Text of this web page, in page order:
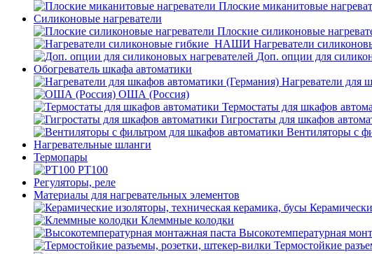
Плоские миканитовые
Силиконовые нагреватели
Плоские силиконовые
Нагреватели
Доп. опции для
Обогреватель шкафа автоматики
Нагреватели для
ОША (Россия)
Термостаты для шкафов
Гигростаты для шкафов
Вентиляторы с
Нагревательные шланги
Термопары
PT100
Регуляторы, реле
Материалы для нагревательных элементов
Клеммные колодки
Высокотемпературная
Термостойкие